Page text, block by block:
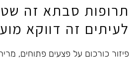
תרופות סבתא זה
לעיתים זה דווקא
פיזור כורכום על פצעים פתוחים,